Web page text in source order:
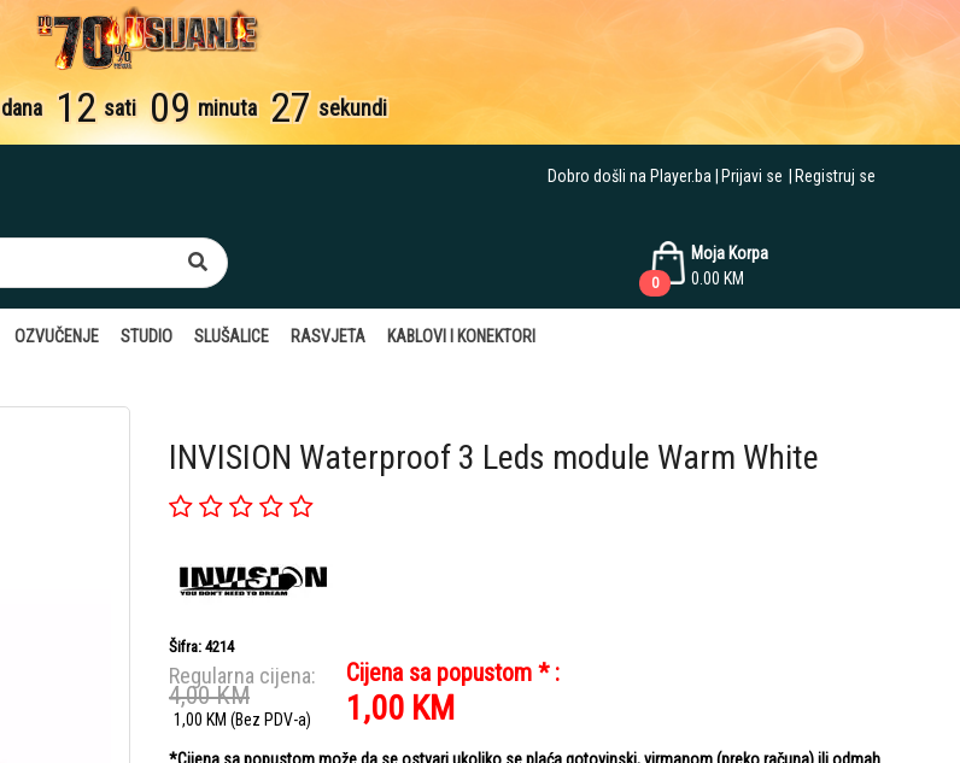
dana 12 sati 09 minuta 27 sekundi
Dobro došli na Player.ba Prijavi se Registruj se
Moja Korpa
0.00 KM
0
OZVUČENJE STUDIO SLUŠALICE RASVJETA KABLOVI I KONEKTORI
INVISION Waterproof 3 Leds module Warm White
Šifra: 4214
Regularna cijena:
4,00KM
1,00 KM (Bez PDV-a)
Cijena sa popustom * :
1,00 KM